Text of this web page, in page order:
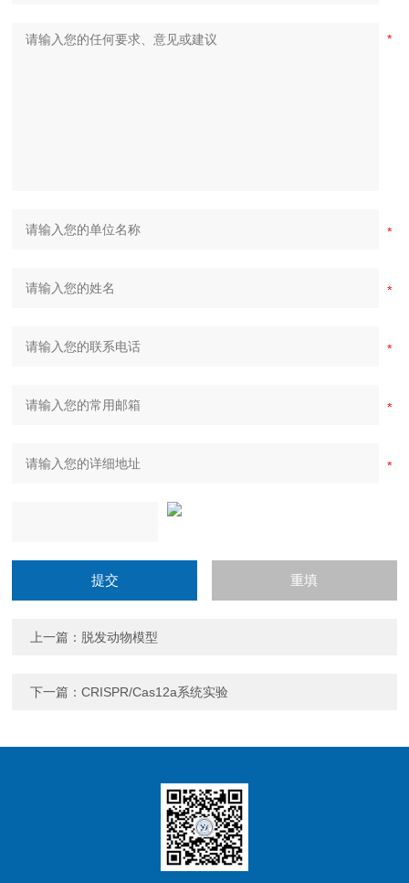
上一篇： 脱发动物模型
下一篇：CRISPR/Cas12a系统实验